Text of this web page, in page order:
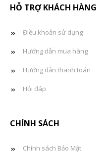
HỖ TRỢ KHÁCH HÀNG
Điều khoản sử dụng
Hướng dẫn mua hàng
Hướng dẫn thanh toán
Hỏi đáp
CHÍNH SÁCH
Chính sách Bảo Mật